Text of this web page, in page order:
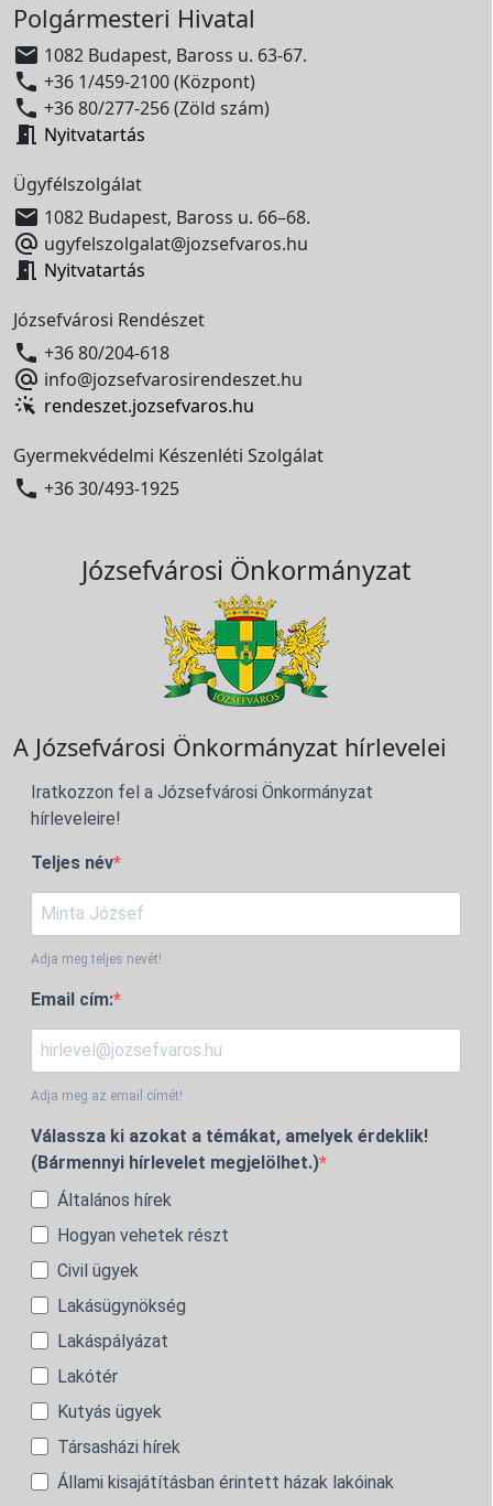
Polgármesteri Hivatal
 1082 Budapest, Baross u. 63-67.
 +36 1/459-2100 (Központ)
 +36 80/277-256 (Zöld szám)
 Nyitvatartás
Ügyfélszolgálat
 1082 Budapest, Baross u. 66–68.
 ugyfelszolgalat@jozsefvaros.hu
 Nyitvatartás
Józsefvárosi Rendészet
 +36 80/204-618
 info@jozsefvarosirendeszet.hu
rendeszet.jozsefvaros.hu
Gyermekvédelmi Készenléti Szolgálat
 +36 30/493-1925
Józsefvárosi Önkormányzat
A Józsefvárosi Önkormányzat hírlevelei
Iratkozzon fel a Józsefvárosi Önkormányzat
hírleveleire!
Teljes név
Adja meg teljes nevét!
Email cím:
Adja meg az email címét!
Válassza ki azokat a témákat, amelyek érdeklik!
(Bármennyi hírlevelet megjelölhet.)
Általános hírek
Hogyan vehetek részt
Civil ügyek
Lakásügynökség
Lakáspályázat
Lakótér
Kutyás ügyek
Társasházi hírek
Állami kisajátításban érintett házak lakóinak